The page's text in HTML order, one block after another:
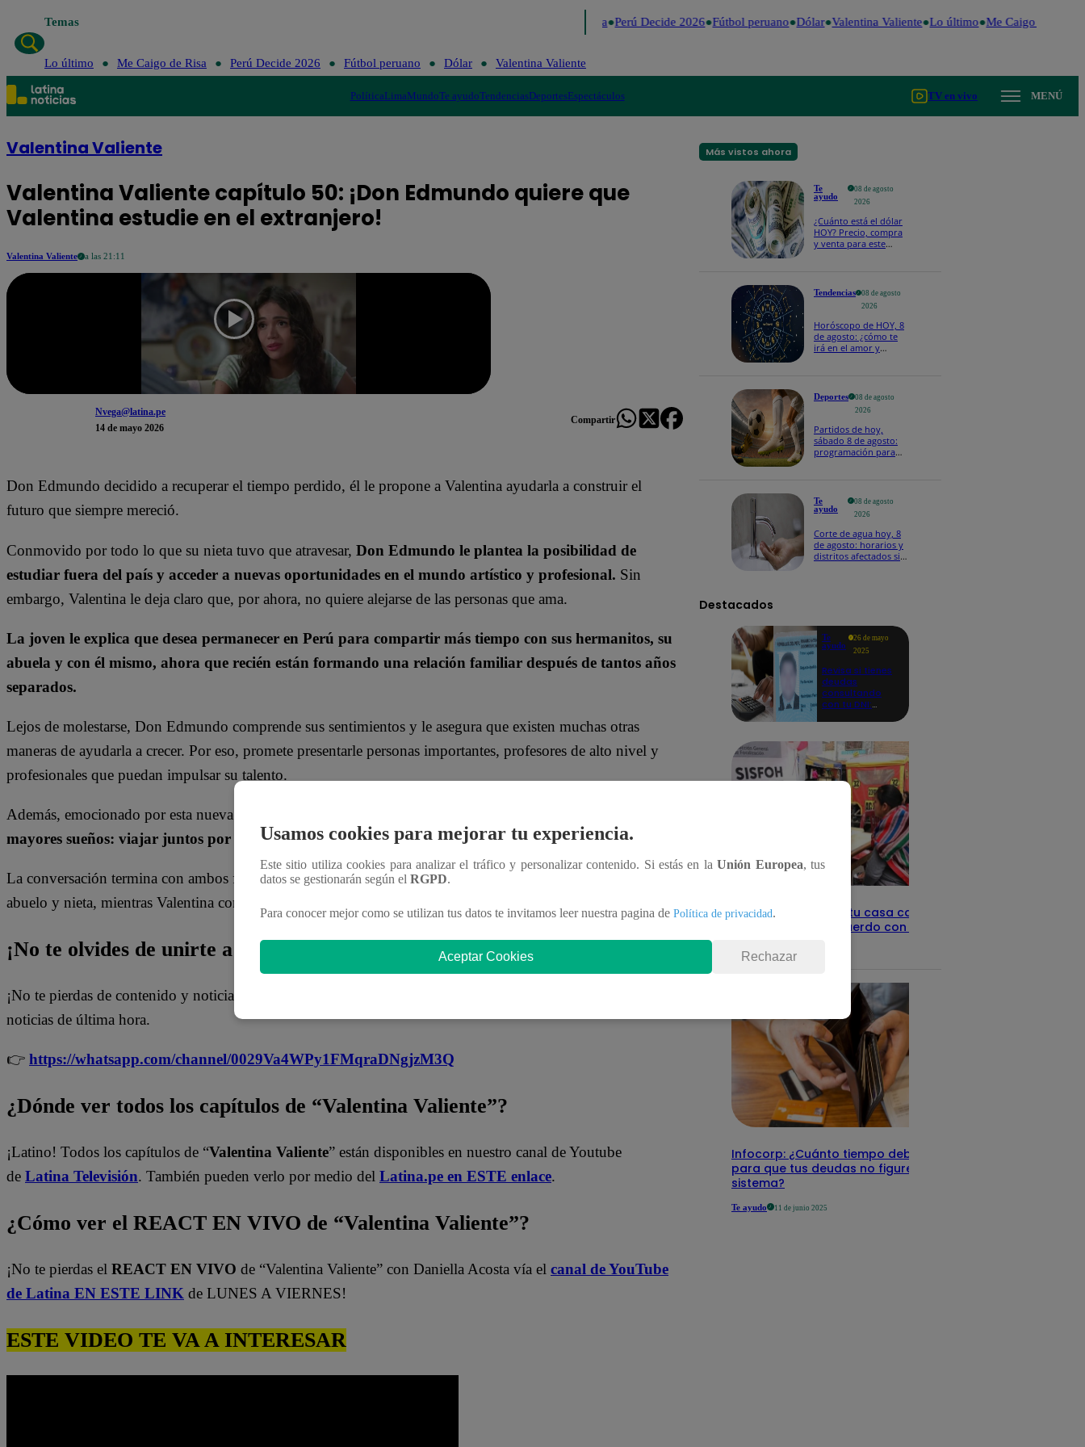
Temas Me Caigo de Risa Perú Decide 2026 Fútbol peruano Dólar Valentina Valiente Lo último Me Caigo de Risa
Lo último Me Caigo de Risa Perú Decide 2026 Fútbol peruano Dólar Valentina Valiente
PolíticaLimaMundoTe ayudoTendenciasDeportesEspectáculos TV en vivo MENÚ
Valentina Valiente
Valentina Valiente capítulo 50: ¡Don Edmundo quiere que
Valentina estudie en el extranjero!
Valentina Valiente a las 21:11
Nvega@latina.pe
14 de mayo 2026
Compartir
Don Edmundo decidido a recuperar el tiempo perdido, él le propone a Valentina ayudarla a construir el
futuro que siempre mereció.
Conmovido por todo lo que su nieta tuvo que atravesar, Don Edmundo le plantea la posibilidad de
estudiar fuera del país y acceder a nuevas oportunidades en el mundo artístico y profesional. Sin
embargo, Valentina le deja claro que, por ahora, no quiere alejarse de las personas que ama.
La joven le explica que desea permanecer en Perú para compartir más tiempo con sus hermanitos, su
abuela y con él mismo, ahora que recién están formando una relación familiar después de tantos años
separados.
Lejos de molestarse, Don Edmundo comprende sus sentimientos y le asegura que existen muchas otras
maneras de ayudarla a crecer. Por eso, promete presentarle personas importantes, profesores de alto nivel y
profesionales que puedan impulsar su talento.
Además, emocionado por esta nueva etapa en sus vidas,
mayores sueños: viajar juntos por Europa y conocer el mundo de la mano.
La conversación termina con ambos felices y emocionados, fortaleciendo cada vez más el vínculo entre
abuelo y nieta, mientras Valentina comienza a descubrir todas las oportunidades que ahora tiene frente a ella.
¡No te olvides de unirte a nuestro canal oficial!
¡No te pierdas de contenido y noticias
noticias de última hora.
👉 https://whatsapp.com/channel/0029Va4WPy1FMqraDNgjzM3Q
¿Dónde ver todos los capítulos de “Valentina Valiente”?
¡Latino! Todos los capítulos de “Valentina Valiente” están disponibles en nuestro canal de Youtube
de Latina Televisión. También pueden verlo por medio del Latina.pe en ESTE enlace.
¿Cómo ver el REACT EN VIVO de “Valentina Valiente”?
¡No te pierdas el REACT EN VIVO de “Valentina Valiente” con Daniella Acosta vía el canal de YouTube
de Latina EN ESTE LINK de LUNES A VIERNES!
ESTE VIDEO TE VA A INTERESAR
Más vistos ahora
Te
ayudo
08 de agosto
2026
¿Cuánto está el dólar
HOY? Precio, compra
y venta para este
Tendencias
08 de agosto
2026
Horóscopo de HOY, 8
de agosto: ¿cómo te
irá en el amor y
Deportes
08 de agosto
2026
Partidos de hoy,
sábado 8 de agosto:
programación para
Te
ayudo
08 de agosto
2026
Corte de agua hoy, 8
de agosto: horarios y
distritos afectados sin
Destacados
Te
ayudo
26 de mayo
2025
Revisa si tienes
deudas
consultando
con tu DNI:
detalles
Revisa con tu DNI si tu casa califica
como pobre, de acuerdo con el Sisfoh
Te ayudo
Infocorp: ¿Cuánto tiempo debe pasar
para que tus deudas no figuren en su
sistema?
Te ayudo 11 de junio 2025
Usamos cookies para mejorar tu experiencia.
Este sitio utiliza cookies para analizar el tráfico y personalizar contenido. Si estás en laUnión Europea, tus
datos se gestionarán según el RGPD.
Para conocer mejor como se utilizan tus datos te invitamos leer nuestra pagina de Política de privacidad.
Aceptar Cookies Rechazar